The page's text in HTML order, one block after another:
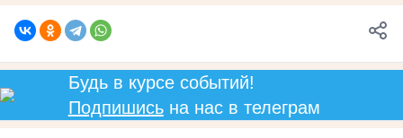
Будь в курсе событий!
Подпишисьна нас в телеграм